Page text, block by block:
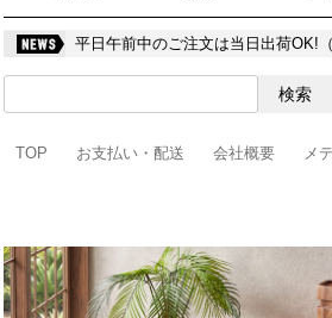
平日午前中のご注文は当日出荷OK!
TOP お支払い・配送 会社概要 メ